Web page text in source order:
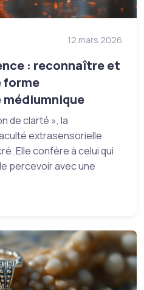
12 mars 2026
: reconnaître et
forme
de clarté », la
extrasensorielle
Elle confère à celui qui
percevoir avec une